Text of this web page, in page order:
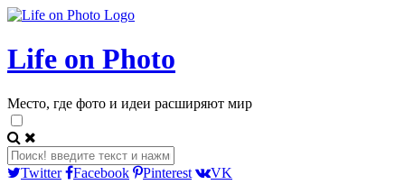
Life on Photo
Место, где фото и идеи расширяют мир
Twitter Facebook Pinterest
VK